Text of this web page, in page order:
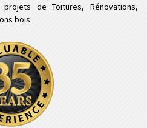
de Toitures, Rénovations,
bois.